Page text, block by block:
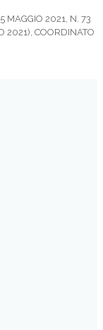
MAGGIO 2021, N. 73
2021), COORDINATO